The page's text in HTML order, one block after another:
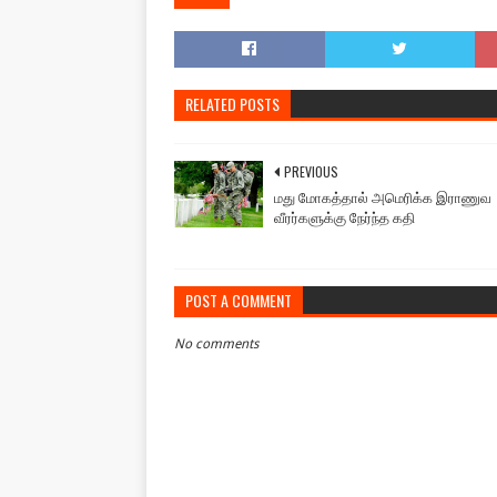
RELATED POSTS
PREVIOUS
மது மோகத்தால் அமெரிக்க இராணுவ
வீரர்களுக்கு நேர்ந்த கதி
POST A COMMENT
No comments